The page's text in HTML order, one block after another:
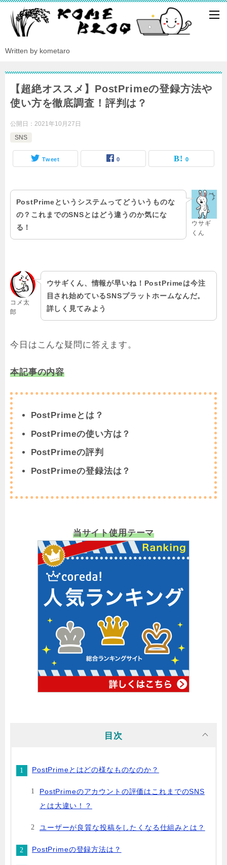
Written by kometaro
【超絶オススメ】PostPrimeの登録方法や
使い方を徹底調査！評判は？
公開日： 2021年10月27日
SNS
Tweet 0 0
ウサギ
くん
PostPrimeというシステムってどういうものな
の？これまでのSNSとはどう違うのか気にな
る！
コメ太
郎
ウサギくん、情報が早いね！PostPrimeは今注
目され始めているSNSプラットホームなんだ。
詳しく見てみよう
今日はこんな疑問に答えます。
本記事の内容
PostPrimeとは？
PostPrimeの使い方は？
PostPrimeの評判
PostPrimeの登録法は？
当サイト使用テーマ
目次
PostPrimeとはどの様なものなのか？
PostPrimeのアカウントの評価はこれまでのSNS
とは大違い！？
ユーザーが良質な投稿をしたくなる仕組みとは？
PostPrimeの登録方法は？